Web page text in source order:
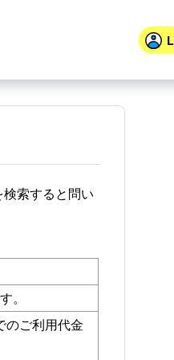
索すると問い
。
のご利用代金